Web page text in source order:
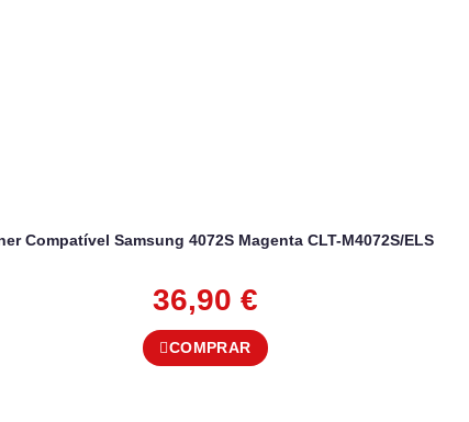
Compatível Samsung 4072S Magenta CLT-M4072S/ELS
36,90 €
COMPRAR